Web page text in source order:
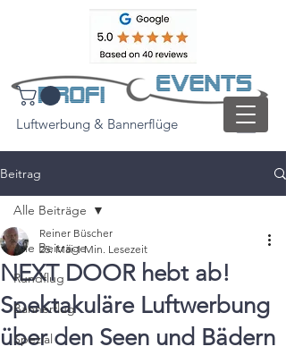
Luftwerbung & Bannerflüge
Beitrag
Alle Beiträge
Rundflug
Bannerflug
Spezial
Alle Beiträge
NEXT DOOR hebt ab!
Spektakuläre Luftwerbung
über den Seen und Bädern
Reiner Büscher
25. Mai 1 Min. Lesezeit